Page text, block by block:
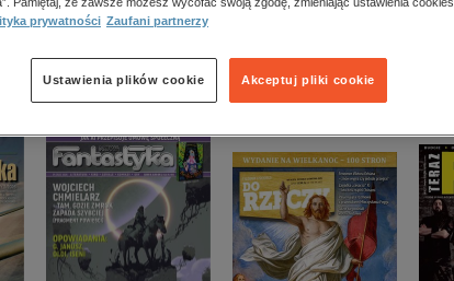
historia
zdrowie
religie
prywatności Zaufani partnerzy
Akceptuj pliki cookie
Ustawienia plików cookie